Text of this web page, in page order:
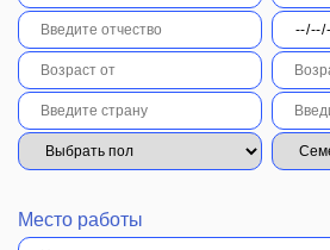
Место работы